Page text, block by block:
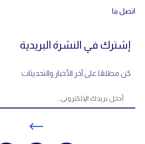
اتصل بنا
إشترك في النشرة البريدية
كن مطلعًا على آخر الأخبار والتحديثات